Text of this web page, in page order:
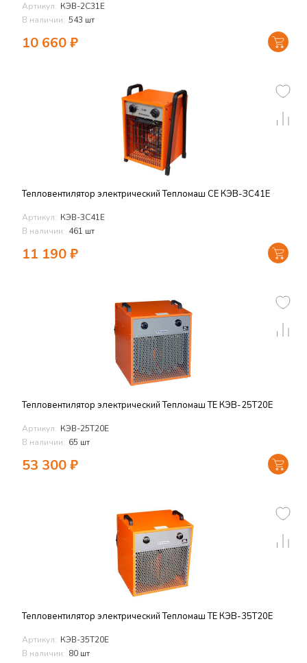
Артикул: КЭВ-2С31Е
В наличии: 543 шт
10 660₽
Тепловентилятор электрический Тепломаш СЕ КЭВ-ЗС41Е
Артикул: КЭВ-3С41Е
В наличии: 461 шт
11 190₽
Тепловентилятор электрический Тепломаш TЕ КЭВ-25Т20Е
Артикул: КЭВ-25Т20Е
В наличии: 65 шт
53 300₽
Тепловентилятор электрический Тепломаш TЕ КЭВ-35Т20Е
Артикул: КЭВ-35Т20Е
В наличии: 80 шт